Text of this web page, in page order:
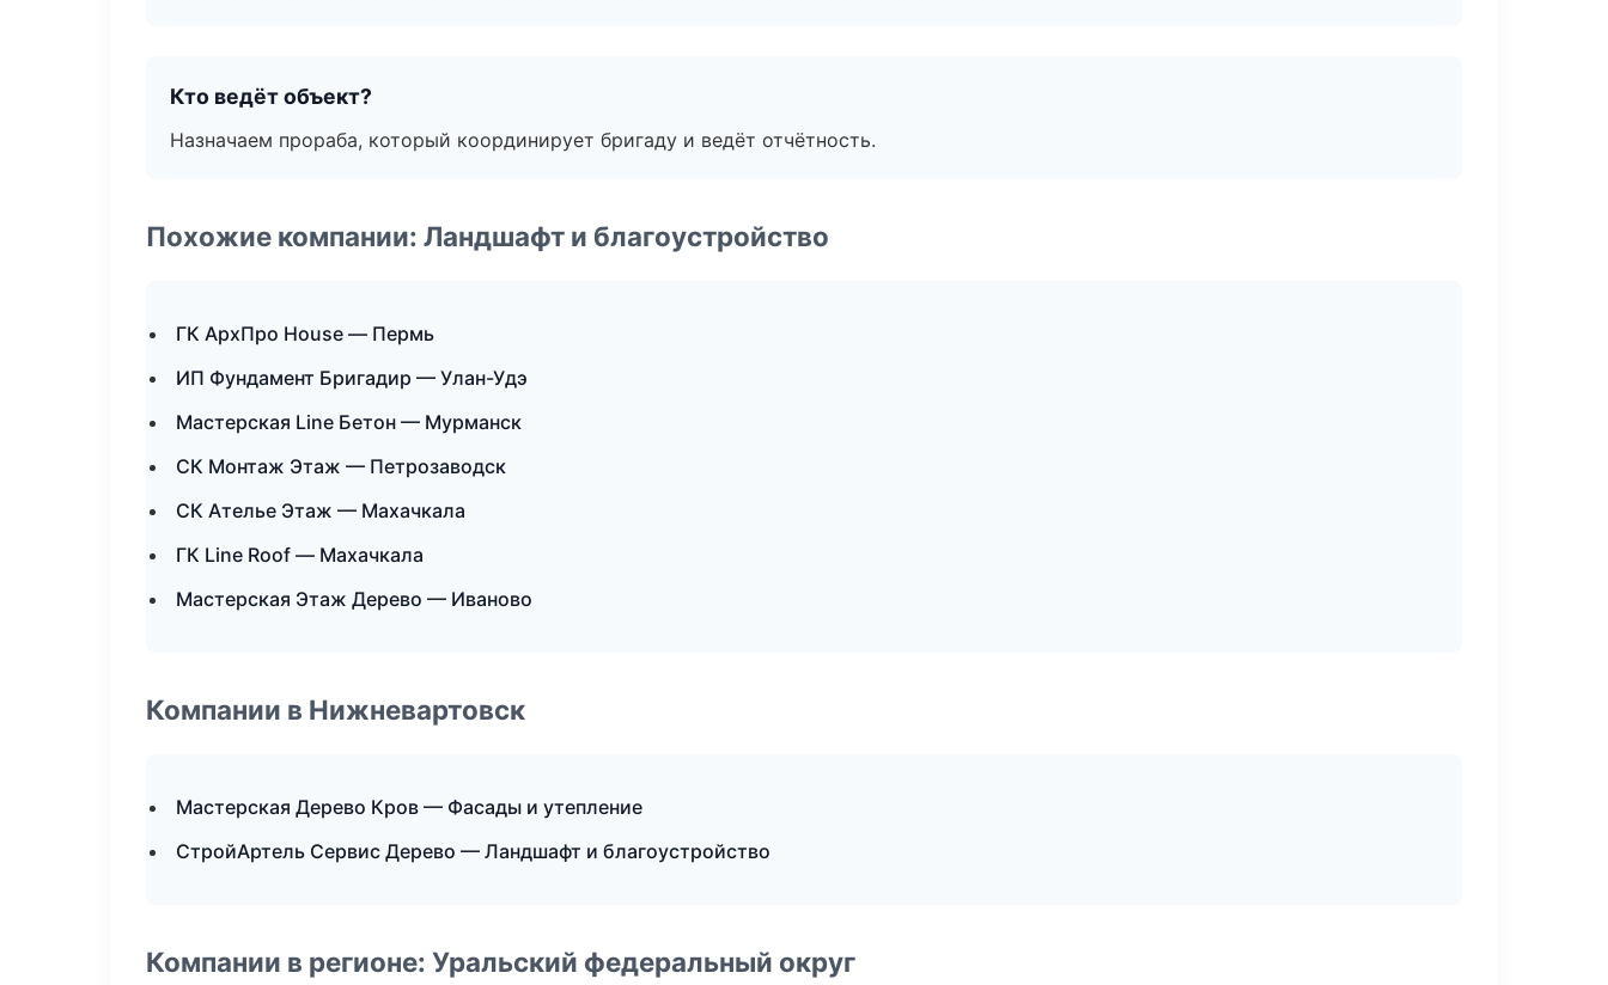
Кто ведёт объект?
Назначаем прораба, который координирует бригаду и ведёт отчётность.
Похожие компании: Ландшафт и благоустройство
ГК АрхПро House — Пермь
ИП Фундамент Бригадир — Улан-Удэ
Мастерская Line Бетон — Мурманск
СК Монтаж Этаж — Петрозаводск
СК Ателье Этаж — Махачкала
ГК Line Roof — Махачкала
Мастерская Этаж Дерево — Иваново
Компании в Нижневартовск
Мастерская Дерево Кров — Фасады и утепление
СтройАртель Сервис Дерево — Ландшафт и благоустройство
Компании в регионе: Уральский федеральный округ